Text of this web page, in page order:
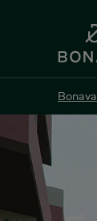
Bonava
Bonava